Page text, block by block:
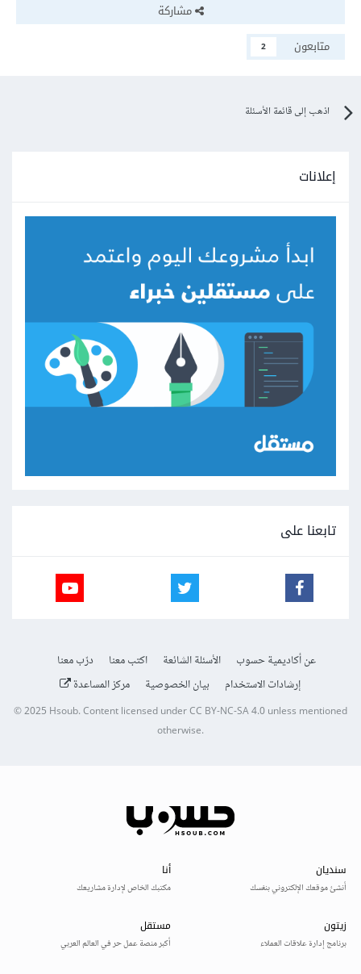
مشاركة
متابعون
2
اذهب إلى قائمة الأسئلة
إعلانات
تابعنا على
عن أكاديمية حسوب الأسئلة الشائعة اكتب معنا
درّب معنا
إرشادات الاستخدام
بيان الخصوصية مركز المساعدة
© 2025Hsoub.Content licensed underCC BY-NC-SA 4.0unless mentioned
otherwise.